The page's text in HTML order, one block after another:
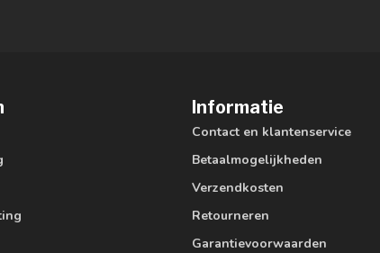
Informatie
Contact en klantenservice
Betaalmogelijkheden
Verzendkosten
Retourneren
Garantievoorwaarden